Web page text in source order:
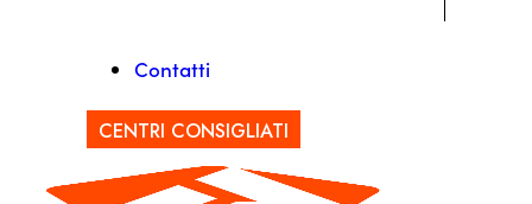
Contatti
CENTRI CONSIGLIATI